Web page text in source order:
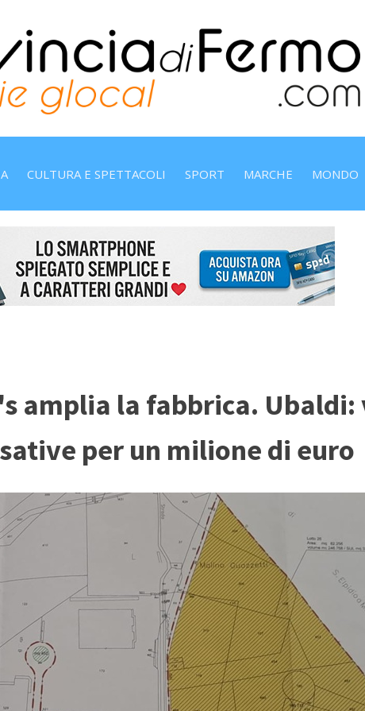
CULTURA E SPETTACOLI SPORT MARCHE MONDO
amplia la fabbrica.
per un milione di euro